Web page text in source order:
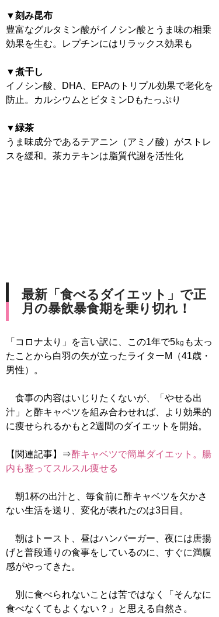
▼刻み昆布
豊富なグルタミン酸がイノシン酸とうま味の相乗
効果を生む。レプチンにはリラックス効果も
▼煮干し
イノシン酸、DHA、EPAのトリプル効果で老化を
防止。カルシウムとビタミンDもたっぷり
▼緑茶
うま味成分であるテアニン（アミノ酸）がストレ
スを緩和。茶カテキンは脂質代謝を活性化
最新「食べるダイエット」で正
月の暴飲暴食期を乗り切れ！
「コロナ太り」を言い訳に、この1年で5㎏も太っ
たことから白羽の矢が立ったライターM（41歳・
男性）。
食事の内容はいじりたくないが、「やせる出
汁」と酢キャベツを組み合わせれば、より効果的
に痩せられるかもと2週間のダイエットを開始。
【関連記事】⇒酢キャベツで簡単ダイエット。腸
内も整ってスルスル痩せる
朝1杯の出汁と、毎食前に酢キャベツを欠かさ
ない生活を送り、変化が表れたのは3日目。
朝はトースト、昼はハンバーガー、夜には唐揚
げと普段通りの食事をしているのに、すぐに満腹
感がやってきた。
別に食べられないことは苦ではなく「そんなに
食べなくてもよくない？」と思える自然さ。